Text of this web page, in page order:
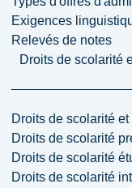
Exigences
Relevés de notes
Droits de scolarité
Droits de scolarité
Droits de scolarité
Droits de scolarité
Droits de scolarité